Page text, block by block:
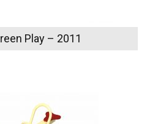
Play – 2011